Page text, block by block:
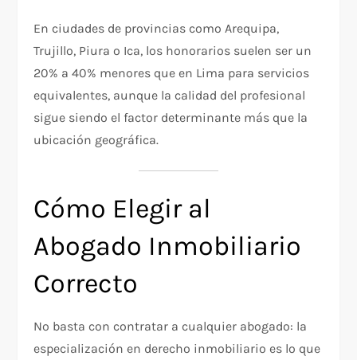
En ciudades de provincias como Arequipa,
Trujillo, Piura o Ica, los honorarios suelen ser un
20% a 40% menores que en Lima para servicios
equivalentes, aunque la calidad del profesional
sigue siendo el factor determinante más que la
ubicación geográfica.
Cómo Elegir al
Abogado Inmobiliario
Correcto
No basta con contratar a cualquier abogado: la
especialización en derecho inmobiliario es lo que